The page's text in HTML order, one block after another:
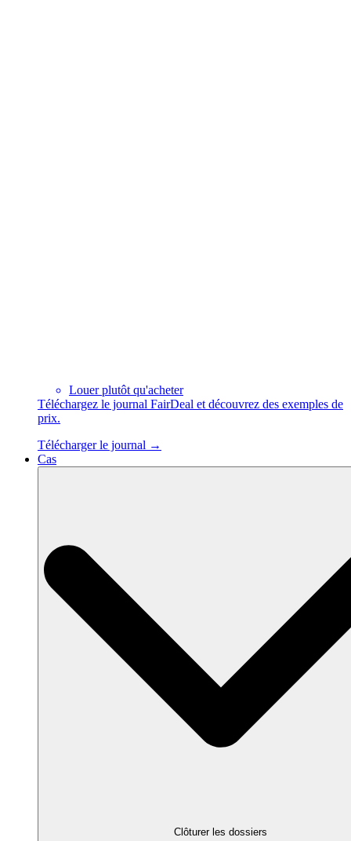
Louer plutôt qu'acheter
Téléchargez le journal FairDeal et découvrez des exemples de
prix.
Télécharger le journal →
Cas
Clôturer les dossiers